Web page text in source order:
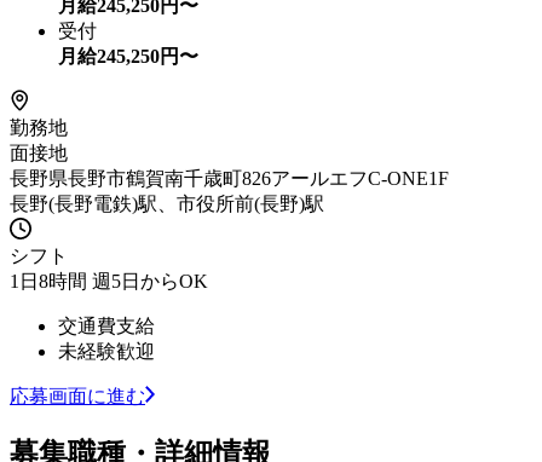
月給245,250円〜
受付
月給245,250円〜
勤務地
面接地
長野県長野市鶴賀南千歳町826アールエフC-ONE1F
長野(長野電鉄)駅、市役所前(長野)駅
シフト
1日8時間 週5日からOK
交通費支給
未経験歓迎
応募画面に進む
募集職種・詳細情報